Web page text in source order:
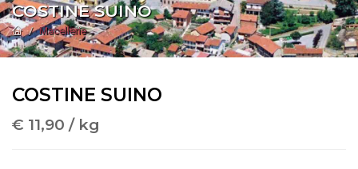
COSTINE SUINO
Macellerie
COSTINE SUINO
€ 11,90 / kg